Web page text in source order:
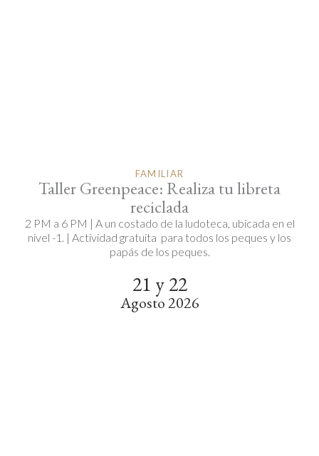
21 y 22
Agosto 2026
FAMILIAR
Taller Greenpeace: Realiza tu libreta
reciclada
2 PM a 6 PM | A un costado de la ludoteca, ubicada en el
nivel -1. | Actividad gratuita para todos los peques y los
papás de los peques.